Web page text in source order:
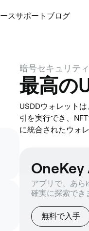
スサポート ブログ
暗号セキュリテ
最高の
USDDウォレット
引を実行でき、
に統合されたウォ
OneKey
アプリで、あら
確実に探索でき
無料で入手